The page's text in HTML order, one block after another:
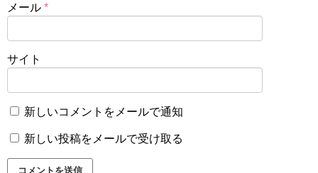
メール *
サイト
新しいコメントをメールで通知
新しい投稿をメールで受け取る